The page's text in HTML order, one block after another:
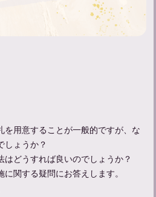
用意することが一般的ですが、な
しょうか？
はどうすれば良いのでしょうか？
関する疑問にお答えします。